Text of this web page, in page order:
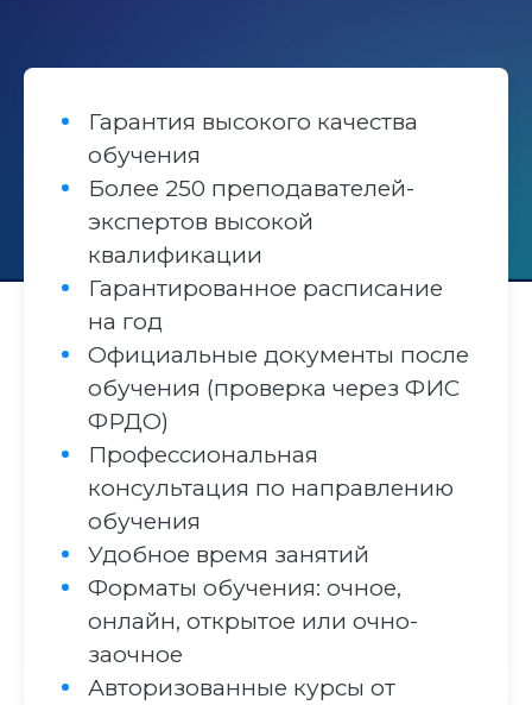
Гарантия высокого качества
обучения
Более 250 преподавателей-
экспертов высокой
квалификации
Гарантированное расписание
на год
Официальные документы после
обучения (проверка через ФИС
ФРДО)
Профессиональная
консультация по направлению
обучения
Удобное время занятий
Форматы обучения: очное,
онлайн, открытое или очно-
заочное
Авторизованные курсы от